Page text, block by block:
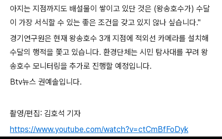
아지는 지점까지도 배설물이 쌓이고 있단 것은 (왕송호수가) 수달
이 가장 서식할 수 있는 좋은 조건을 갖고 있지 않나 싶습니다."
경기연구원은 현재 왕송호수 3개 지점에 적외선 카메라를 설치해
수달의 행적을 쫓고 있습니다. 환경단체는 시민 탐사대를 꾸려 왕
송호수 모니터링을 추가로 진행할 예정입니다.
Btv뉴스 권예솔입니다.
촬영/편집: 김호석 기자
https://www.youtube.com/watch?v=ctCmBfFoDyk